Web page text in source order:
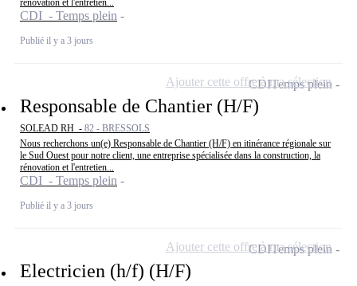
rénovation et l'entretien...
CDI - Temps plein
Publié il y a 3 jours
Responsable de Chantier (H/F)
SOLEAD RH - 82 - BRESSOLS
Nous recherchons un(e) Responsable de Chantier (H/F) en itinérance régionale sur
le Sud Ouest pour notre client, une entreprise spécialisée dans la construction, la
rénovation et l'entretien...
CDI - Temps plein
Publié il y a 3 jours
CDITemps plein
Ajouter cette offre à ma sélection
Electricien (h/f) (H/F)
CDITemps plein
Ajouter cette offre à ma sélection